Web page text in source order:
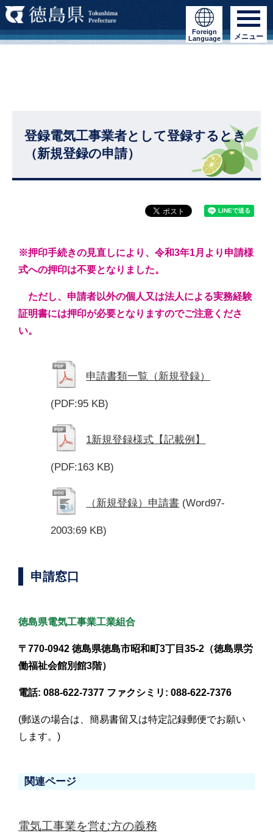
Foreign
Language
メニュー
登録電気工事業者として登録するとき
（新規登録の申請）
※押印手続きの見直しにより、令和3年1月より申請様
式への押印は不要となりました。
ただし、申請者以外の個人又は法人による実務経験
証明書には押印が必要となりますのでご注意くださ
い。
申請書類一覧（新規登録）
(PDF:95 KB)
1新規登録様式【記載例】
(PDF:163 KB)
（新規登録）申請書 (Word97-
2003:69 KB)
申請窓口
徳島県電気工事業工業組合
〒770-0942 徳島県徳島市昭和町3丁目35-2（徳島県労
働福祉会館別館3階）
電話: 088-622-7377 ファクシミリ: 088-622-7376
(郵送の場合は、簡易書留又は特定記録郵便でお願い
します。)
関連ページ
電気工事業を営む方の義務